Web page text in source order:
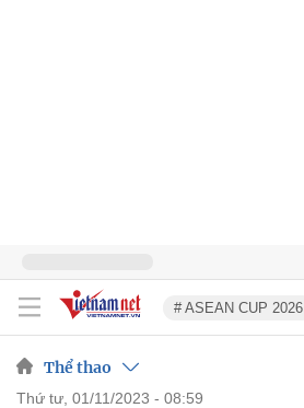
# ASEAN CUP 2026
Thể thao
thứ tư, 01/11/2023 - 08:59